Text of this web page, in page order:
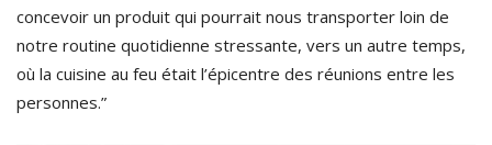
concevoir un produit qui pourrait nous transporter loin de
notre routine quotidienne stressante, vers un autre temps,
où la cuisine au feu était l’épicentre des réunions entre les
personnes.”